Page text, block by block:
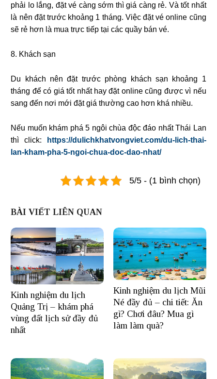
phải lo lắng, đặt vé càng sớm thì giá càng rẻ. Và tốt nhất
là nên đặt trước khoảng 1 tháng. Việc đặt vé online cũng
sẽ rẻ hơn là mua trực tiếp tại các quầy bán vé.
8. Khách sạn
Du khách nên đặt trước phòng khách sạn khoảng 1
tháng để có giá tốt nhất hay đặt online cũng được vì nếu
sang đến nơi mới đặt giá thường cao hơn khá nhiều.
Nếu muốn khám phá 5 ngôi chùa độc đáo nhất Thái Lan
thì click:
https://dulichkhatvongviet.com/du-lich-thai-
lan-kham-pha-5-ngoi-chua-doc-dao-nhat/
5/5 - (1 bình chọn)
BÀI VIẾT LIÊN QUAN
Kinh nghiệm du lịch
Quảng Trị – khám phá
vùng đất lịch sử đầy đủ
nhất
Kinh nghiệm du lịch Mũi
Né đầy đủ – chi tiết: Ăn
gì? Chơi đâu? Mua gì
làm làm quà?